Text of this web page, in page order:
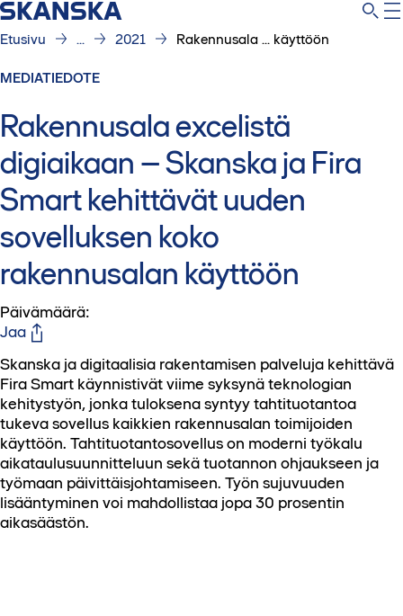
Etusivu ... 2021 Rakennusala ... käyttöön
MEDIATIEDOTE
Rakennusala excelistä
digiaikaan – Skanska ja Fira
Smart kehittävät uuden
sovelluksen koko
rakennusalan käyttöön
Päivämäärä:
Jaa
Skanska ja digitaalisia rakentamisen palveluja kehittävä
Fira Smart käynnistivät viime syksynä teknologian
kehitystyön, jonka tuloksena syntyy tahtituotantoa
tukeva sovellus kaikkien rakennusalan toimijoiden
käyttöön. Tahtituotantosovellus on moderni työkalu
aikataulusuunnitteluun sekä tuotannon ohjaukseen ja
työmaan päivittäisjohtamiseen. Työn sujuvuuden
lisääntyminen voi mahdollistaa jopa 30 prosentin
aikasäästön.